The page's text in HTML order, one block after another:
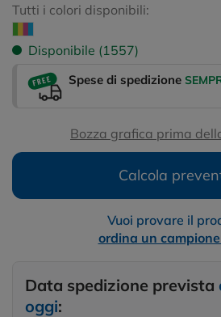
Tutti i colori disponibili:
Disponibile (1557)
Spese di spedizione
Bozza grafica prima
Calcola
Vuoi provare il
ordina un
Data spedizione prevista
oggi: